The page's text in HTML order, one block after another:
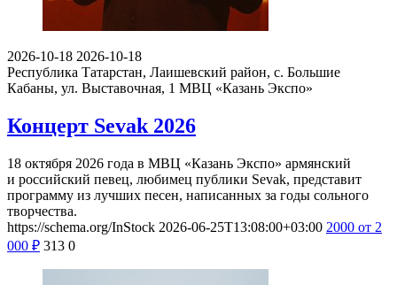
2026-10-18 2026-10-18
Республика Татарстан, Лаишевский район, с. Большие
Кабаны, ул. Выставочная, 1 МВЦ «Казань Экспо»
Концерт Sevak 2026
18 октября 2026 года в МВЦ «Казань Экспо» армянский
и российский певец, любимец публики Sevak, представит
программу из лучших песен, написанных за годы сольного
творчества.
https://schema.org/InStock 2026-06-25T13:08:00+03:00 2000 от 2
000 ₽ 313 0